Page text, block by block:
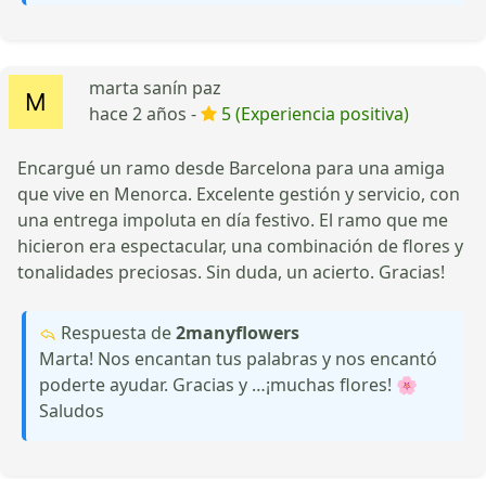
marta sanín paz
hace 2 años -
5 (Experiencia positiva)
Encargué un ramo desde Barcelona para una amiga
que vive en Menorca. Excelente gestión y servicio, con
una entrega impoluta en día festivo. El ramo que me
hicieron era espectacular, una combinación de flores y
tonalidades preciosas. Sin duda, un acierto. Gracias!
Respuesta de2manyflowers
Marta! Nos encantan tus palabras y nos encantó
poderte ayudar. Gracias y …¡muchas flores! 🌸
Saludos